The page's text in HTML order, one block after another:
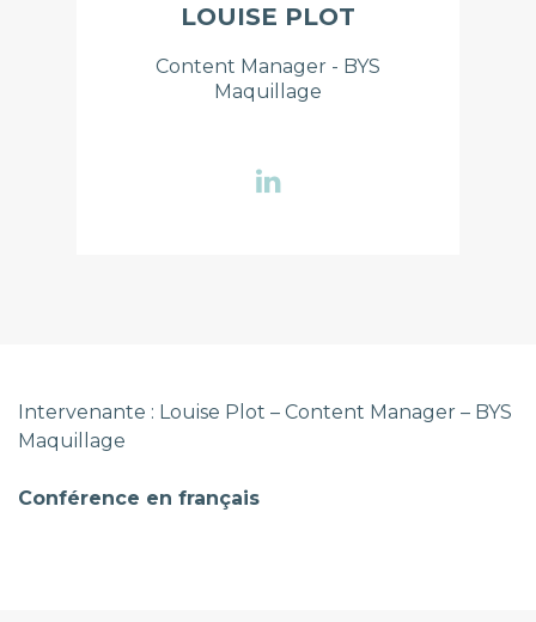
LOUISE PLOT
Content Manager - BYS
Maquillage
Intervenante : Louise Plot – Content Manager – BYS
Maquillage
Conférence en français